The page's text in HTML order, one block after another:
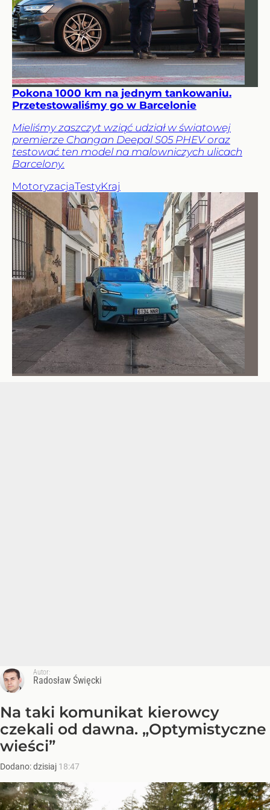
Pokona 1000 km na jednym tankowaniu.
Przetestowaliśmy go w Barcelonie
Mieliśmy zaszczyt wziąć udział w światowej
premierze Changan Deepal S05 PHEV oraz
testować ten model na malowniczych ulicach
Barcelony.
MotoryzacjaTestyKraj
Autor:
Radosław Święcki
Na taki komunikat kierowcy
czekali od dawna. „Optymistyczne
wieści”
Dodano:dzisiaj 18:47